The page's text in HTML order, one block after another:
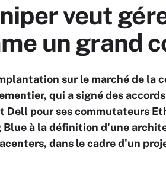
veut
un grand
sur le marché de la
qui a signé des
Dell pour ses commutateurs
Blue à la définition d'une
dans le cadre d'un